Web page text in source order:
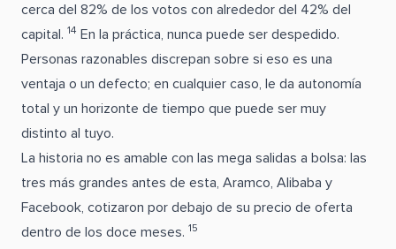
cerca del 82% de los votos con alrededor del 42% del
capital. 14 En la práctica, nunca puede ser despedido.
Personas razonables discrepan sobre si eso es una
ventaja o un defecto; en cualquier caso, le da autonomía
total y un horizonte de tiempo que puede ser muy
distinto al tuyo.
La historia no es amable con las mega salidas a bolsa: las
tres más grandes antes de esta, Aramco, Alibaba y
Facebook, cotizaron por debajo de su precio de oferta
dentro de los doce meses. 15